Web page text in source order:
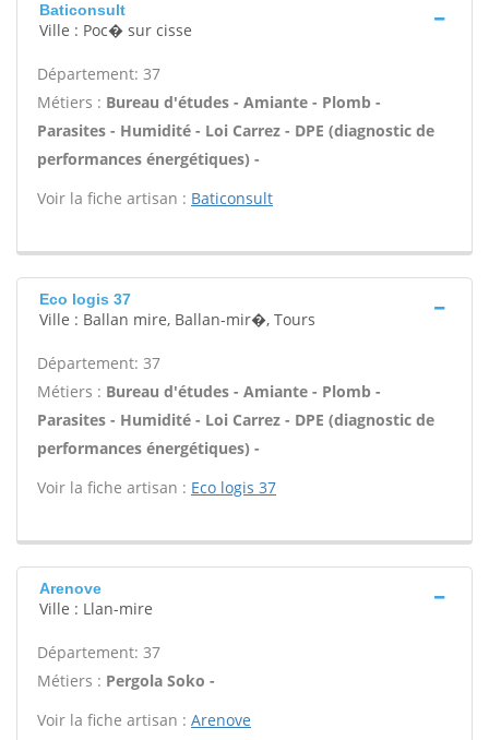
Baticonsult
Ville : Poc� sur cisse
Département: 37
Métiers : Bureau d'études - Amiante - Plomb -
Parasites - Humidité - Loi Carrez - DPE (diagnostic de
performances énergétiques) -
Voir la fiche artisan : Baticonsult
Eco logis 37
Ville : Ballan mire, Ballan-mir�, Tours
Département: 37
Métiers : Bureau d'études - Amiante - Plomb -
Parasites - Humidité - Loi Carrez - DPE (diagnostic de
performances énergétiques) -
Voir la fiche artisan : Eco logis 37
Arenove
Ville : Llan-mire
Département: 37
Métiers : Pergola Soko -
Voir la fiche artisan : Arenove